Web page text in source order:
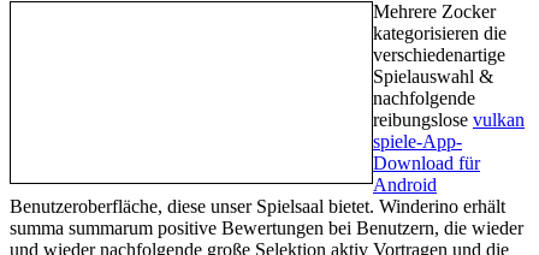
Mehrere Zocker
kategorisieren die
verschiedenartige
Spielauswahl &
nachfolgende
reibungslose vulkan
spiele-App-
Download für
Android
Benutzeroberfläche, diese unser Spielsaal bietet. Winderino erhält
summa summarum positive Bewertungen bei Benutzern, die wieder
und wieder nachfolgende große Selektion aktiv Vortragen und die